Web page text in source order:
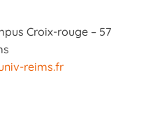
Croix-rouge – 57
reims.fr